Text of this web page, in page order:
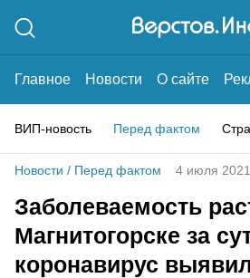
Главное Новости О сайте
ВИП-новость Перед фактом
Новости / Перед фактом 4 июля 2021
Заболеваемость
Магнитогорске за
коронавирус